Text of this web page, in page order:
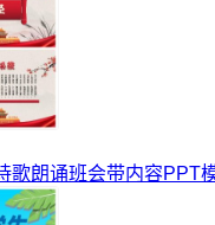
歌朗诵班会带内容PPT